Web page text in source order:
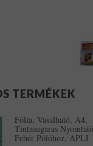
TERMÉKEK
Fólia, Vasalható, A4,
Tintasugaras
Fehér Pólóhoz, APLI